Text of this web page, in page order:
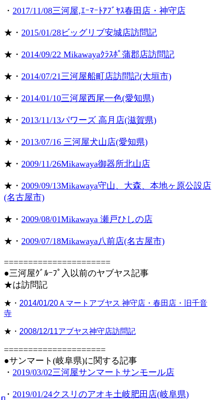
・ 2017/11/08三河屋,ｴｰﾏｰﾄｱﾌﾞﾔｽ春田店・神守店
★・ 2015/01/28ビッグリブ安城店訪問記
★・ 2014/09/22 Mikawayaｸﾗｽﾎﾟ蒲郡店訪問記
★・ 2014/07/21三河屋船町店訪問記(大垣市)
★・ 2014/01/10三河屋西尾一色(愛知県)
★・ 2013/11/13パワーズ 高月店(滋賀県)
★・ 2013/07/16 三河屋犬山店(愛知県)
★・ 2009/11/26Mikawaya御器所北山店
★・ 2009/09/13Mikawaya守山、大森、本地ヶ原公設店
(名古屋市)
★・ 2009/08/01Mikawaya 瀬戸ひしの店
★・ 2009/07/18Mikawaya八前店(名古屋市)
======================
●三河屋ｸﾞﾙｰﾌﾟ入以前のヤブヤス記事
★は訪問記
★・ 2014/01/20Ａマートアブヤス 神守店・春田店・旧千音
寺
★・ 2008/12/11アブヤス神守店訪問記
=====================
●サンマート(岐阜県)に関する記事
・ 2019/03/02三河屋サンマートサンモール店
・ 2019/01/24クスリのアオキ土岐肥田店(岐阜県)